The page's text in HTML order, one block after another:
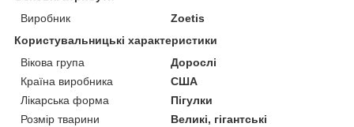
Виробник
Zoetis
Користувальницькі характеристики
Вікова група
Дорослі
Країна виробника
США
Лікарська форма
Пігулки
Розмір тварини
Великі, гігантські